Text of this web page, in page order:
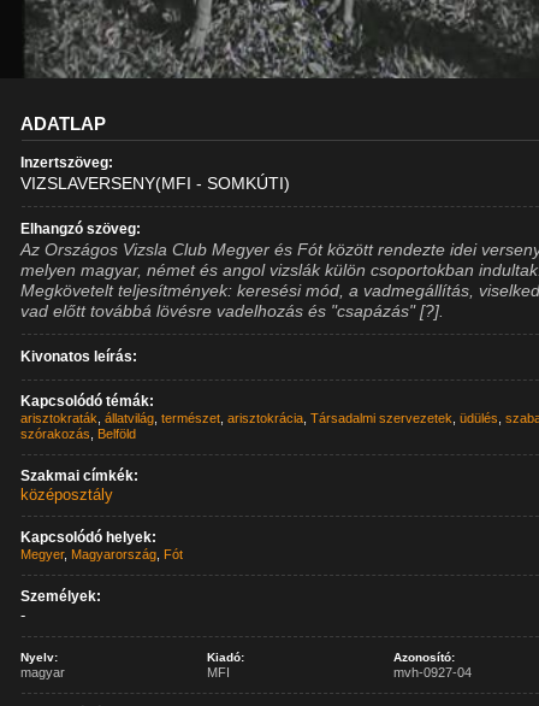
ADATLAP
Inzertszöveg:
VIZSLAVERSENY(MFI - SOMKÚTI)
Elhangzó szöveg:
Az Országos Vizsla Club Megyer és Fót között rendezte idei
melyen magyar, német és angol vizslák külön csoportokban
Megkövetelt teljesítmények: keresési mód, a vadmegállítás,
vad előtt továbbá lövésre vadelhozás és "csapázás" [?].
Kivonatos leírás:
Kapcsolódó témák:
arisztokraták ,állatvilág ,természet ,arisztokrácia ,Társadalmi szervezetek ,üdülés ,
szórakozás
Belföld
Szakmai címkék:
középosztály
Kapcsolódó helyek:
Megyer, Magyarország Fót
Személyek:
-
Nyelv:
magyar
Kiadó:
MFI
Azonosító:
mvh-0927-04